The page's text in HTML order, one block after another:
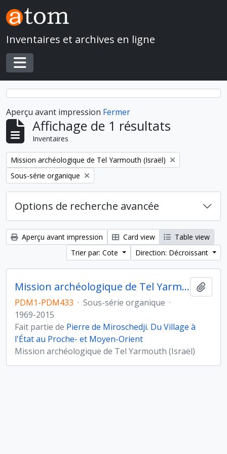
Skip to main content
Inventaires et archives en ligne
Toggle navigation
Aperçu avant impression Fermer
Affichage de 1 résultats
Inventaires
Remove filter:
Mission archéologique de Tel Yarmouth (Israël)
Remove filter:
Sous-série organique
Options de recherche avancée
Aperçu avant impression Card view
Table view
Trier par: Cote
Direction: Décroissant
Mission archéologique de Tel Yarmouth, Israël
PDM1-PDM433 · Sous-série organique ·
1969-2015
Fait partie de Pierre de Miroschedji. Du Village à
l'État au Proche- et Moyen-Orient
Mission archéologique de Tel Yarmouth (Israël)